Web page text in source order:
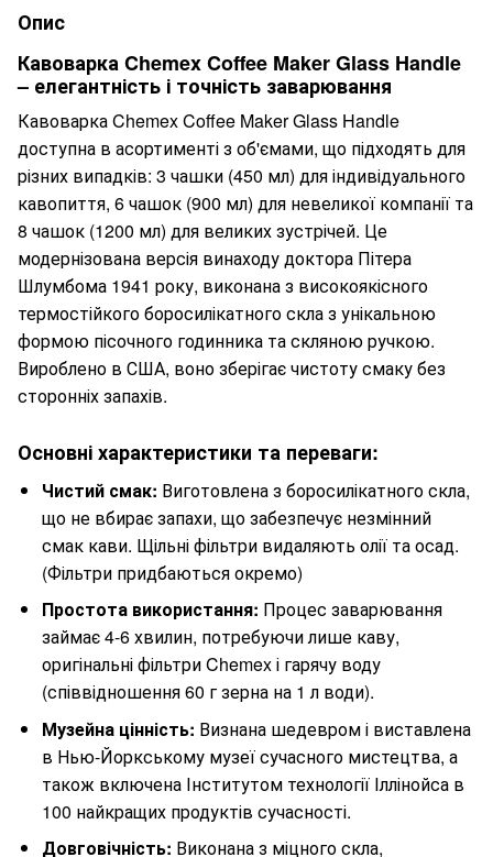
Опис
Кавоварка Chemex Coffee Maker Glass Handle
– елегантність і точність заварювання
Кавоварка Chemex Coffee Maker Glass Handle
доступна в асортименті з об'ємами, що підходять для
різних випадків: 3 чашки (450 мл) для індивідуального
кавопиття, 6 чашок (900 мл) для невеликої компанії та
8 чашок (1200 мл) для великих зустрічей. Це
модернізована версія винаходу доктора Пітера
Шлумбома 1941 року, виконана з високоякісного
термостійкого боросилікатного скла з унікальною
формою пісочного годинника та скляною ручкою.
Вироблено в США, воно зберігає чистоту смаку без
сторонніх запахів.
Основні характеристики та переваги:
Чистий смак: Виготовлена з боросилікатного скла,
що не вбирає запахи, що забезпечує незмінний
смак кави. Щільні фільтри видаляють олії та осад.
(Фільтри придбаються окремо)
Простота використання: Процес заварювання
займає 4-6 хвилин, потребуючи лише каву,
оригінальні фільтри Chemex і гарячу воду
(співвідношення 60 г зерна на 1 л води).
Музейна цінність: Визнана шедевром і виставлена
в Нью-Йоркському музеї сучасного мистецтва, а
також включена Інститутом технології Іллінойса в
100 найкращих продуктів сучасності.
Довговічність: Виконана з міцного скла,